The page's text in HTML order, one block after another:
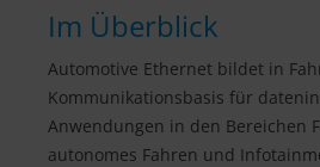
Im Überblick
Automotive Ethernet bildet in
Kommunikationsbasis für
Anwendungen in den Bereichen
autonomes Fahren und